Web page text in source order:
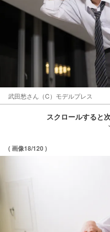
武田愁さん（C）モデルプレス
スクロールすると
( 画像18/120 )